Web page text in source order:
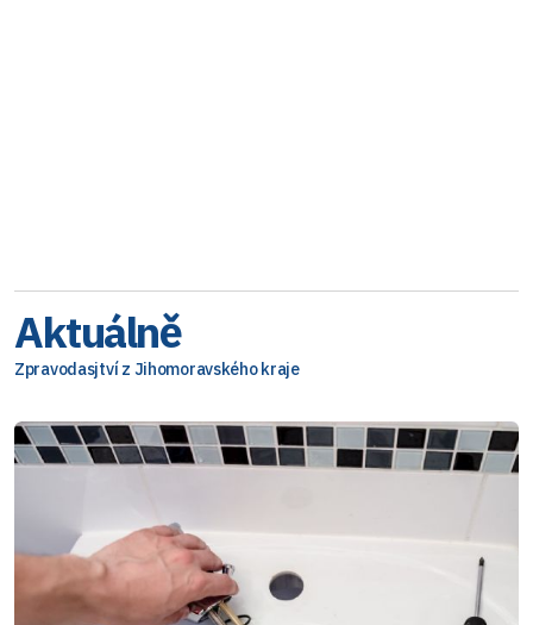
Aktuálně
Zpravodasjtví z Jihomoravského kraje